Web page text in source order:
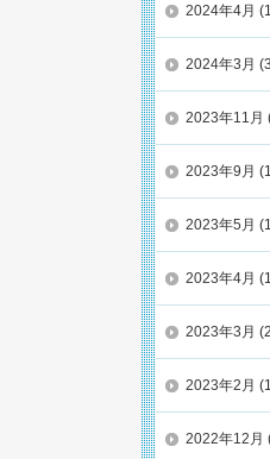
2024年4月
2024年3月
2023年11月
2023年9月
2023年5月
2023年4月
2023年3月
2023年2月
2022年12月